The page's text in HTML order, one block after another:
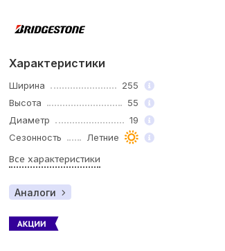
Характеристики
Ширина
255
Высота
55
Диаметр
19
Сезонность
Летние
Все характеристики
Аналоги